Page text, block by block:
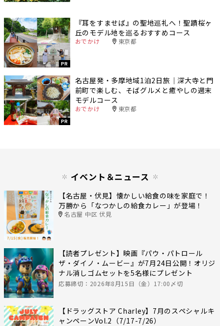
PR
『耳をすませば』の聖地巡礼へ！聖蹟桜ヶ
丘のモデル地を巡るおすすめコース
おでかけ 東京都
PR
名古屋発・多摩地域1泊2日旅｜深大寺と門
前町で楽しむ、そばグルメと癒やしの週末
モデルコース
おでかけ 東京都
イベント＆ニュース
【名古屋・伏見】懐かしい給食の味を家庭で！
万勝から「なつかしの給食カレー」が登場！
名古屋 中区 伏見
【読者プレゼント】映画『パウ・パトロール
ザ・ダイノ・ムービー』が7月24日公開！オリジ
ナル消しゴムセットを5名様にプレゼント
応募締切：2026年8月15日（金）17:00〆切
【ドラッグストア Charley】7月のスペシャルキ
ャンペーンVol.2（7/17-7/26）